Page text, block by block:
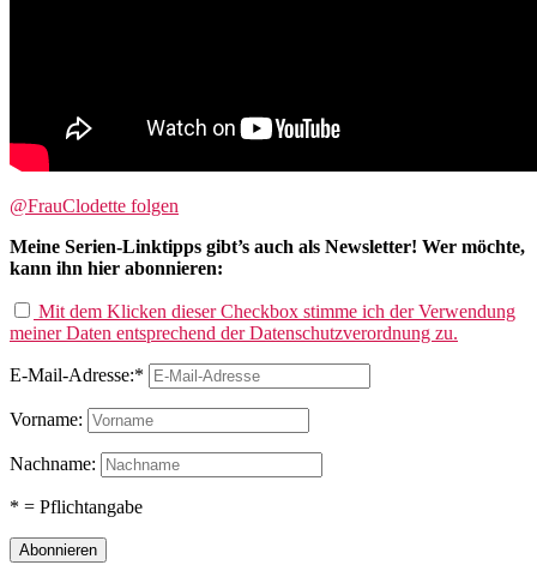
@FrauClodette folgen
Meine Serien-Linktipps gibt’s auch als Newsletter! Wer möchte,
kann ihn hier abonnieren:
Mit dem Klicken dieser Checkbox stimme ich der Verwendung
meiner Daten entsprechend der Datenschutzverordnung zu.
E-Mail-Adresse:*
Vorname:
Nachname:
* = Pflichtangabe